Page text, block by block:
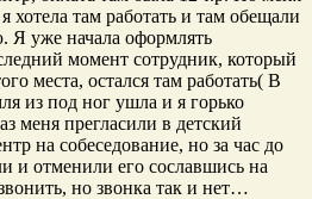
хотела там работать и там обещали
Я уже начала оформлять
момент сотрудник, который
места, остался там работать( В
из под ног ушла и я горько
меня прегласили в детский
на собеседование, но за час до
и отменили его сославшись на
но звонка так и нет…